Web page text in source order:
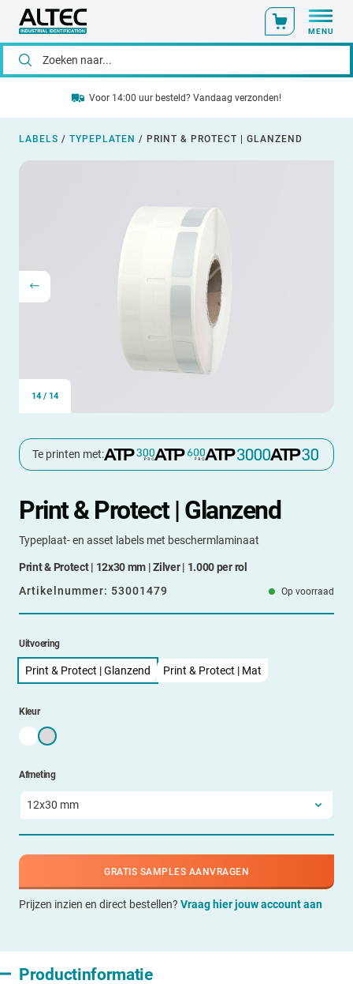
MENU
Voor 14:00 uur besteld? Vandaag verzonden!
LABELS / TYPEPLATEN / PRINT & PROTECT | GLANZEND
14 / 14
Te printen met:
Print & Protect | Glanzend
Typeplaat- en asset labels met beschermlaminaat
Print & Protect | 12x30 mm | Zilver | 1.000 per rol
Artikelnummer: 53001479 Op voorraad
Uitvoering
Print & Protect | Glanzend Print & Protect | Mat
Kleur
Afmeting
GRATIS SAMPLES AANVRAGEN
Prijzen inzien en direct bestellen? Vraag hier jouw account aan
Productinformatie